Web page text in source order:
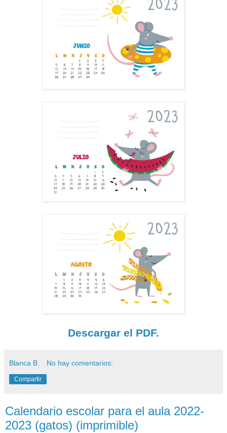
Descargar el PDF.
Blanca B No hay comentarios:
Compartir
Calendario escolar para el aula 2022-
2023 (gatos) (imprimible)